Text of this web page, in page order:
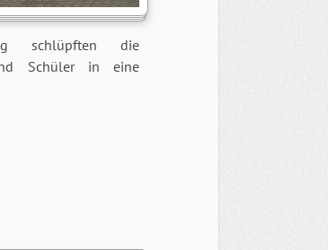
schlüpften die
Schüler in eine